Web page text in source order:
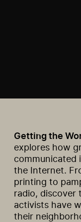
Getting the
explores how
communicated
the Internet.
printing to
radio, discover
activists have
their